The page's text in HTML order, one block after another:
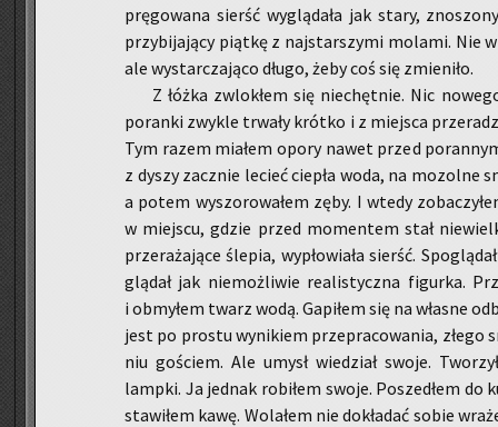
prę­go­wa­na sierść wy­glą­da­ła jak stary,
przy­bi­ja­ją­cy piąt­kę z naj­star­szy­mi mo­la­mi. Nie
ale wy­star­cza­ją­co długo, żeby coś się zmie­ni­ło.
Z łóżka zwlo­kłem się nie­chęt­nie. Nic
po­ran­ki zwy­kle trwa­ły krót­ko i z miej­sca
Tym razem mia­łem opory nawet przed
z dyszy za­cznie le­cieć cie­pła woda, na mo­zol­ne
a potem wy­szo­ro­wa­łem zęby. I wtedy
w miej­scu, gdzie przed mo­men­tem stał
prze­ra­ża­ją­ce śle­pia, wy­pło­wia­ła sierść.
glą­dał jak nie­moż­li­wie re­ali­stycz­na fi­gur­ka.
i ob­my­łem twarz wodą. Ga­pi­łem się na wła­sne
jest po pro­stu wy­ni­kiem prze­pra­co­wa­nia, złego
niu go­ściem. Ale umysł wie­dział swoje.
lamp­ki. Ja jed­nak ro­bi­łem swoje. Po­sze­dłem do
sta­wi­łem kawę. Wo­la­łem nie do­kła­dać sobie